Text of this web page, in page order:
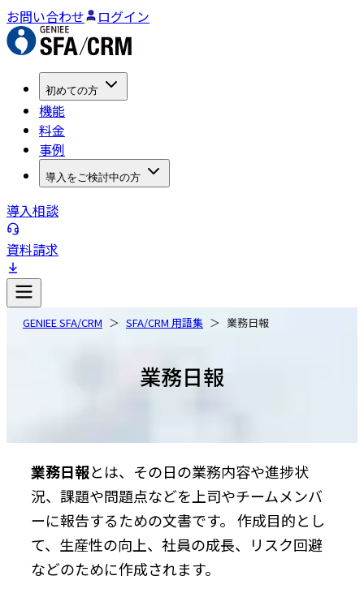
お問い合わせ ログイン
初めての方
機能
料金
事例
導入をご検討中の方
導入相談
資料請求
GENIEE SFA/CRM SFA/CRM 用語集 業務日報
業務日報
業務日報とは、その日の業務内容や進捗状
況、課題や問題点などを上司やチームメンバ
ーに報告するための文書です。 作成目的とし
て、生産性の向上、社員の成長、リスク回避
などのために作成されます。